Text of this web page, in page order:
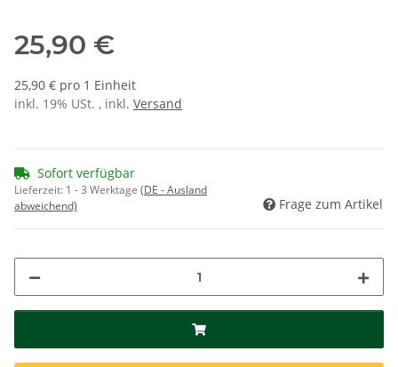
25,90 €
25,90 € pro 1 Einheit
inkl. 19% USt. , inkl. Versand
Sofort verfügbar
Lieferzeit: 1 - 3 Werktage (DE - Ausland
abweichend)
Frage zum Artikel